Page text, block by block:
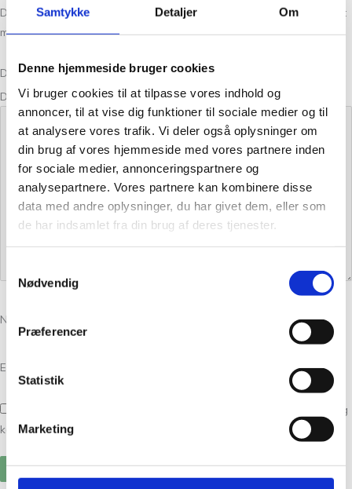
Samtykke Detaljer Om
Denne hjemmeside bruger cookies
Vi bruger cookies til at tilpasse vores indhold og
annoncer, til at vise dig funktioner til sociale medier og til
at analysere vores trafik. Vi deler også oplysninger om
din brug af vores hjemmeside med vores partnere inden
for sociale medier, annonceringspartnere og
analysepartnere. Vores partnere kan kombinere disse
data med andre oplysninger, du har givet dem, eller som
de har indsamlet fra din brug af deres tjenester.
Nødvendig
Præferencer
Statistik
Marketing
Din e-mailadresse vil ikke blive publiceret.
Krævede felter er markeret
med*
Din bedømmelse
Din anmeldelse*
Navn
E-mail
Gem mit navn, mail og websted i denne browser til næste gang jeg
kommenterer.